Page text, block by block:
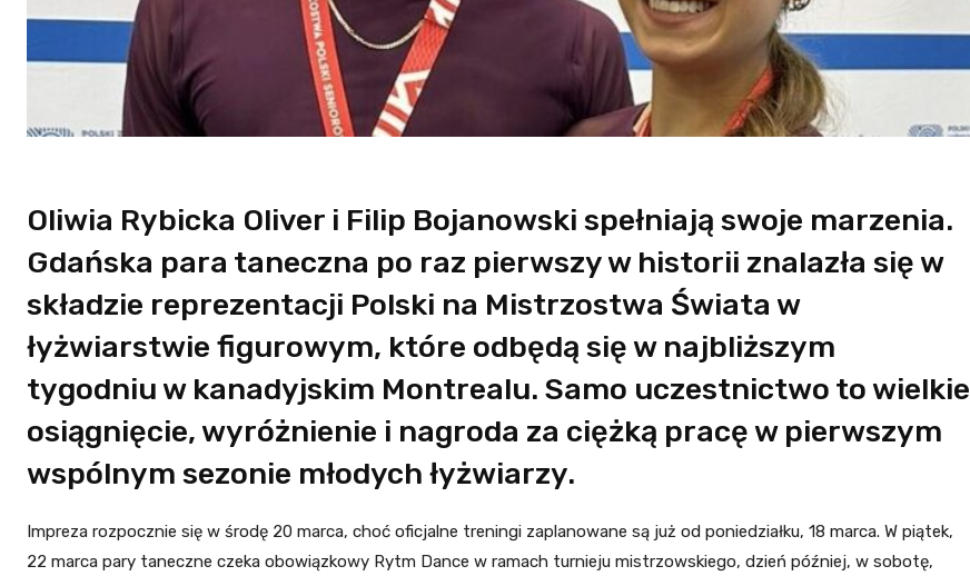
Oliwia Rybicka Oliver i Filip Bojanowski spełniają swoje marzenia.
Gdańska para taneczna po raz pierwszy w historii znalazła się w
składzie reprezentacji Polski na Mistrzostwa Świata w
łyżwiarstwie figurowym, które odbędą się w najbliższym
tygodniu w kanadyjskim Montrealu. Samo uczestnictwo to wielkie
osiągnięcie, wyróżnienie i nagroda za ciężką pracę w pierwszym
wspólnym sezonie młodych łyżwiarzy.
Impreza rozpocznie się w środę 20 marca, choć oficjalne treningi zaplanowane są już od poniedziałku, 18 marca. W piątek,
22 marca pary taneczne czeka obowiązkowy Rytm Dance w ramach turnieju mistrzowskiego, dzień później, w sobotę,